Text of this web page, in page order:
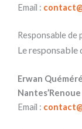
Email :
Responsable de
Le responsable
Erwan
Nantes’Renoue
Email :